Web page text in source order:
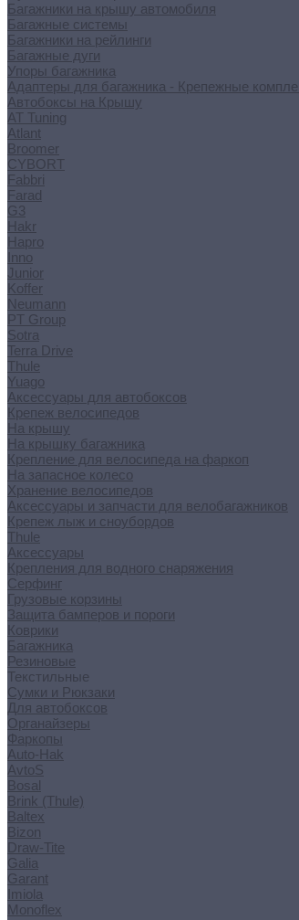
Багажники на крышу автомобиля
Багажные системы
Багажники на рейлинги
Багажные дуги
Упоры багажника
Адаптеры для багажника - Крепежные
Автобоксы на Крышу
AT Tuning
Atlant
Broomer
CYBORT
Fabbri
Farad
G3
Hakr
Hapro
Inno
Junior
Koffer
Neumann
PT Group
Sotra
Terra Drive
Thule
Yuago
Аксессуары для автобоксов
Крепеж велосипедов
На крышу
На крышку багажника
Крепление для велосипеда на фаркоп
На запасное колесо
Хранение велосипедов
Аксессуары и запчасти для велобагажников
Крепеж лыж и сноубордов
Thule
Аксессуары
Крепления для водного снаряжения
Серфинг
Грузовые корзины
Защита бамперов и пороги
Коврики
Багажника
Резиновые
Текстильные
Сумки и Рюкзаки
Для автобоксов
Органайзеры
Фаркопы
Auto-Hak
AvtoS
Bosal
Brink (Thule)
Baltex
Bizon
Draw-Tite
Galia
Garant
Imiola
Monoflex